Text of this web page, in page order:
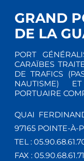
GRAND
DE LA
PORT
CARAÏBES
DE TRAFICS
NAUTISME)
PORTUAIRE
QUAI
97165 POINTE-À-
TEL :
FAX : 05.90.68.61.71